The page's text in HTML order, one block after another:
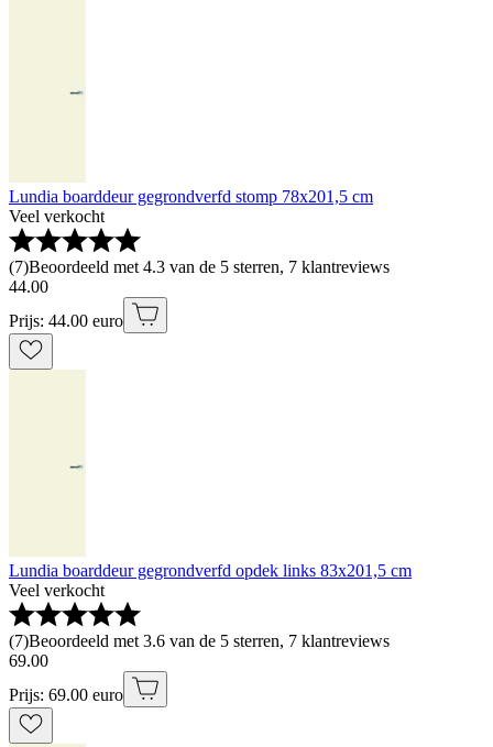
Lundia boarddeur gegrondverfd stomp 78x201,5 cm
Veel verkocht
(7)Beoordeeld met 4.3 van de 5 sterren, 7 klantreviews
44.00
Prijs: 44.00 euro
Lundia boarddeur gegrondverfd opdek links 83x201,5 cm
Veel verkocht
(7)Beoordeeld met 3.6 van de 5 sterren, 7 klantreviews
69.00
Prijs: 69.00 euro